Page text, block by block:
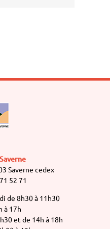
Saverne cedex
52 71
de 8h30 à 11h30
à 17h
et de 14h à 18h